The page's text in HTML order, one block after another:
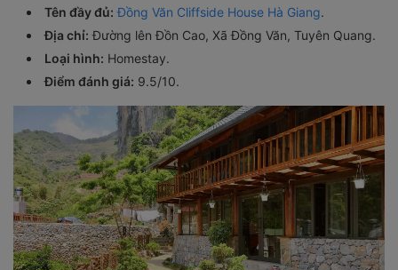
Tên đầy đủ: Đồng Văn Cliffside House Hà Giang.
Địa chỉ: Đường lên Đồn Cao, Xã Đồng Văn, Tuyên Quang.
Loại hình: Homestay.
Điểm đánh giá: 9.5/10.